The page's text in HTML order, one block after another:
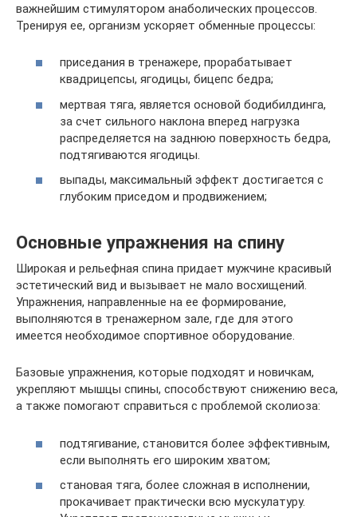
важнейшим стимулятором анаболических процессов.
Тренируя ее, организм ускоряет обменные процессы:
приседания в тренажере, прорабатывает
квадрицепсы, ягодицы, бицепс бедра;
мертвая тяга, является основой бодибилдинга,
за счет сильного наклона вперед нагрузка
распределяется на заднюю поверхность бедра,
подтягиваются ягодицы.
выпады, максимальный эффект достигается с
глубоким приседом и продвижением;
Основные упражнения на спину
Широкая и рельефная спина придает мужчине красивый
эстетический вид и вызывает не мало восхищений.
Упражнения, направленные на ее формирование,
выполняются в тренажерном зале, где для этого
имеется необходимое спортивное оборудование.
Базовые упражнения, которые подходят и новичкам,
укрепляют мышцы спины, способствуют снижению веса,
а также помогают справиться с проблемой сколиоза:
подтягивание, становится более эффективным,
если выполнять его широким хватом;
становая тяга, более сложная в исполнении,
прокачивает практически всю мускулатуру.